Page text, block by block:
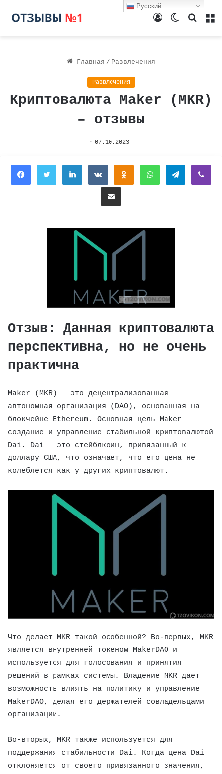
Поиск
Switch
Войти
Главная / Развлечения
Развлечения
Криптовалюта Maker (MKR)
– отзывы
07.10.2023
FacebookTwitterLinkedInВконтактеОдноклассники
WhatsAppTelegram
Поделиться через электронную почту
Отзыв: Данная криптовалюта
перспективна, но не очень
практична
Maker (MKR) – это децентрализованная
автономная организация (DAO), основанная на
блокчейне Ethereum. Основная цель Maker –
создание и управление стабильной криптовалютой
Dai. Dai – это стейблкоин, привязанный к
доллару США, что означает, что его цена не
колеблется как у других криптовалют.
Что делает MKR такой особенной? Во-первых, MKR
является внутренней токеном MakerDAO и
используется для голосования и принятия
решений в рамках системы. Владение MKR дает
возможность влиять на политику и управление
MakerDAO, делая его держателей совладельцами
организации.
Во-вторых, MKR также используется для
поддержания стабильности Dai. Когда цена Dai
отклоняется от своего привязанного значения,
Русский